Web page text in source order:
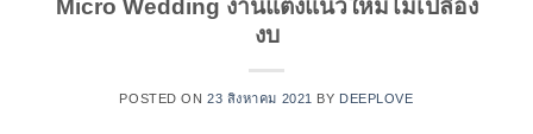
Micro Wedding งานแต่งแนวใหม่ไม่เปลือง
งบ
POSTED ON23 สิงหาคม 2021 BY DEEPLOVE